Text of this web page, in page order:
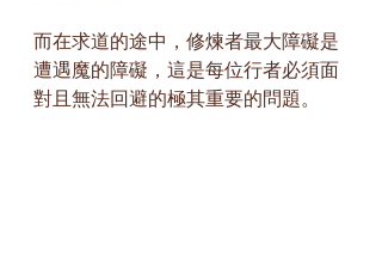
而在求道的途中，修煉者最大障礙是
遭遇魔的障礙，這是每位行者必須面
對且無法回避的極其重要的問題。